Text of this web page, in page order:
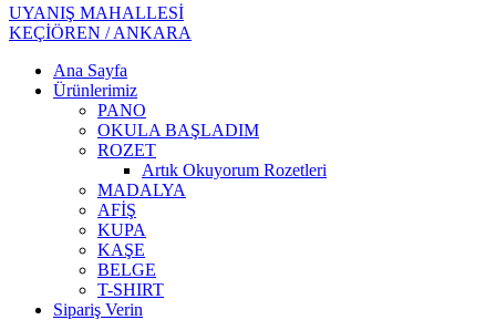
UYANIŞ MAHALLESİ
KEÇİÖREN / ANKARA
Ana Sayfa
Ürünlerimiz
PANO
OKULA BAŞLADIM
ROZET
Artık Okuyorum Rozetleri
MADALYA
AFİŞ
KUPA
KAŞE
BELGE
T-SHIRT
Sipariş Verin